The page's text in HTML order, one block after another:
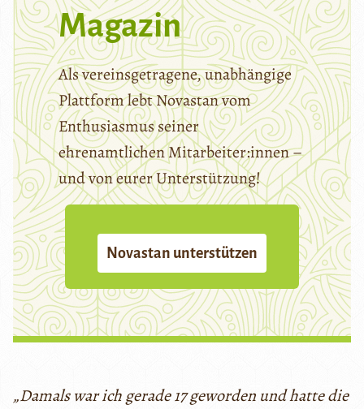
Magazin
Als vereinsgetragene, unabhängige
Plattform lebt Novastan vom
Enthusiasmus seiner
ehrenamtlichen Mitarbeiter:innen –
und von eurer Unterstützung!
Novastan unterstützen
„Damals war ich gerade 17 geworden und hatte die